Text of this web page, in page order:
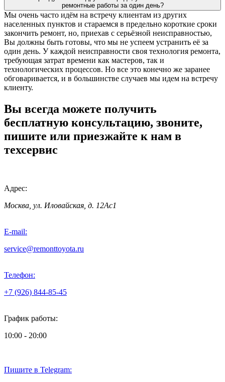
ремонтные работы за один день?
Мы очень часто идём на встречу клиентам из других
населенных пунктов и стараемся в предельно короткие сроки
закончить ремонт, но, приехав с серьёзной неисправностью,
Вы должны быть готовы, что мы не успеем устранить её за
один день. У каждой неисправности своя технология ремонта,
требующая затрат времени как мастеров, так и
технологических процессов. Но все это конечно же заранее
обговаривается, и в большинстве случаев мы идем на встречу
клиенту.
Вы всегда можете получить
бесплатную консультацию, звоните,
пишите или приезжайте к нам в
техсервис
Адрес:
Москва, ул. Иловайская, д. 12Ас1
E-mail:
service@remonttoyota.ru
Телефон:
+7 (926) 844-85-45
График работы:
10:00 - 20:00
Пишите в Telegram: